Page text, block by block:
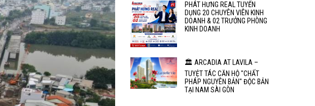
PHÁT HƯNG REAL TUYỂN
DỤNG 20 CHUYÊN VIÊN KINH
DOANH & 02 TRƯỞNG PHÒNG
KINH DOANH
🏛️ ARCADIA AT LAVILA –
TUYỆT TÁC CĂN HỘ "CHẤT
PHÁP NGUYÊN BẢN" ĐỘC BẢN
TẠI NAM SÀI GÒN